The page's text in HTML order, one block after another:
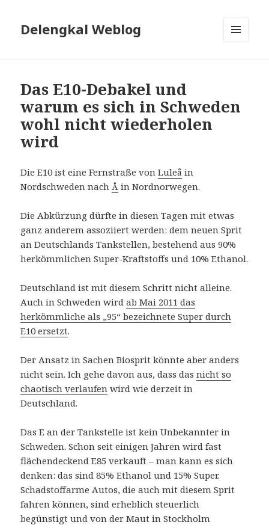
Delengkal Weblog
Das E10-Debakel und
warum es sich in Schweden
wohl nicht wiederholen
wird
Die E10 ist eine Fernstraße vonLuleå in
Nordschweden nachÅ in Nordnorwegen.
Die Abkürzung dürfte in diesen Tagen mit etwas
ganz anderem assoziiert werden: dem neuen Sprit
an Deutschlands Tankstellen, bestehend aus 90%
herkömmlichen Super-Kraftstoffs und 10% Ethanol.
Deutschland ist mit diesem Schritt nicht alleine.
Auch in Schweden wirdab Mai 2011 das
herkömmliche als „95“ bezeichnete Super durch
E10 ersetzt.
Der Ansatz in Sachen Biosprit könnte aber anders
nicht sein. Ich gehe davon aus, dass dasnicht so
chaotisch verlaufen wird wie derzeit in
Deutschland.
Das E an der Tankstelle ist kein Unbekannter in
Schweden. Schon seit einigen Jahren wird fast
flächendeckend E85 verkauft – man kann es sich
denken: das sind 85% Ethanol und 15% Super.
Schadstoffarme Autos, die auch mit diesem Sprit
fahren können, sind erheblich steuerlich
begünstigt und von der Maut in Stockholm